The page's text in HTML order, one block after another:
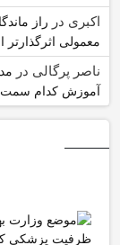
اکبری در راز
معمولی
ناصر پرگالی در
آموزش کدام سمت